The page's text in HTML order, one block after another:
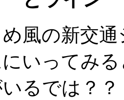
風の新交
いってみ
るでは？？